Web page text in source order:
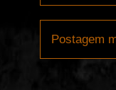
Postagem